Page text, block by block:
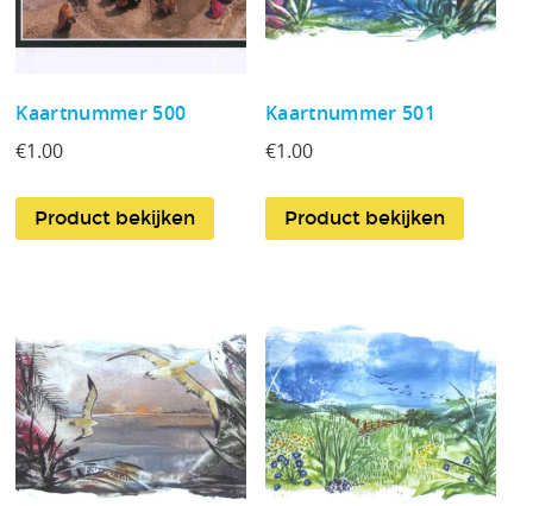
Kaartnummer 500
€1.00
Product bekijken
Kaartnummer 501
€1.00
Product bekijken